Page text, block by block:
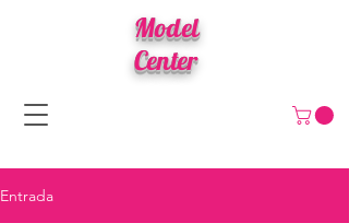
Model
Center
Entrada